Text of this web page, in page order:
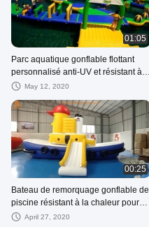
01:05
Parc aquatique gonflable flottant
personnalisé anti-UV et résistant à
la chaleur
May 12, 2020
00:25
Bateau de remorquage gonflable de
piscine résistant à la chaleur pour
sports nautiques
April 27, 2020